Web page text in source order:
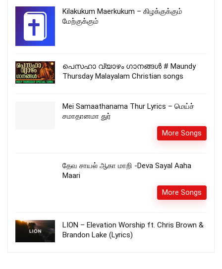
Kilakukum Maerkukum – கிழக்குக்கும்
மேற்குக்கும்
പെസഹാ വ്യാഴം ഗാനങ്ങൾ # Maundy
Thursday Malayalam Christian songs
Mei Samaathanama Thur Lyrics – மெய்ச்
சமாதானமா துர்
More Songs
தேவ சாயல் ஆகா மாறி -Deva Sayal Aaha
Maari
More Songs
LION – Elevation Worship ft. Chris Brown &
Brandon Lake (Lyrics)